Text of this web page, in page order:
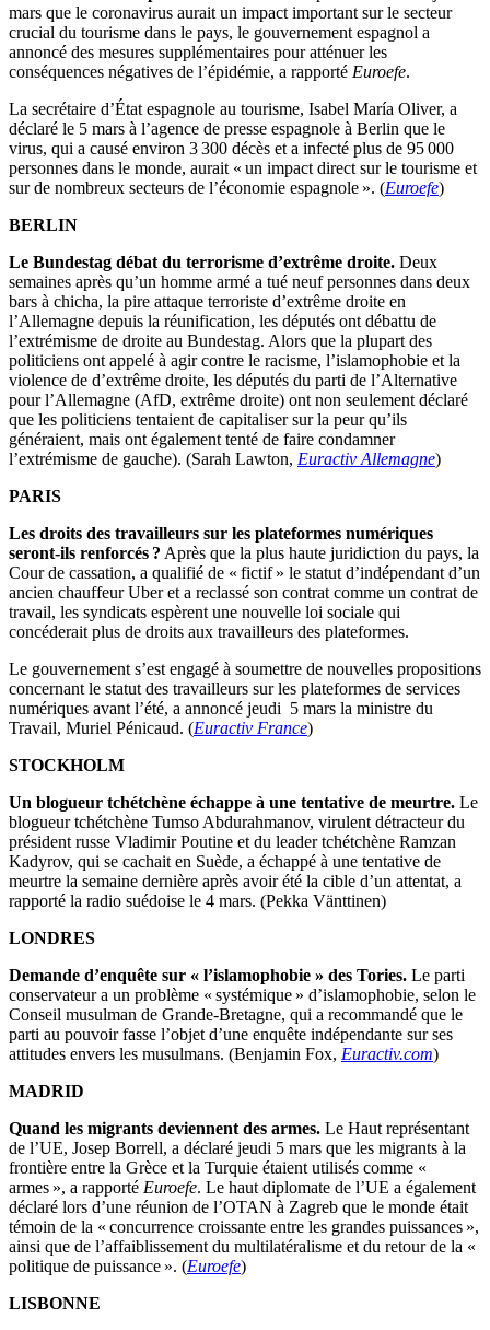
mars que le coronavirus aurait un impact important sur le secteur
crucial du tourisme dans le pays, le gouvernement espagnol a
annoncé des mesures supplémentaires pour atténuer les
conséquences négatives de l’épidémie, a rapporté Euroefe.
La secrétaire d’État espagnole au tourisme, Isabel María Oliver, a
déclaré le 5 mars à l’agence de presse espagnole à Berlin que le
virus, qui a causé environ 3 300 décès et a infecté plus de 95 000
personnes dans le monde, aurait « un impact direct sur le tourisme et
sur de nombreux secteurs de l’économie espagnole ». (Euroefe)
BERLIN
Le Bundestag débat du terrorisme d’extrême droite. Deux
semaines après qu’un homme armé a tué neuf personnes dans deux
bars à chicha, la pire attaque terroriste d’extrême droite en
l’Allemagne depuis la réunification, les députés ont débattu de
l’extrémisme de droite au Bundestag. Alors que la plupart des
politiciens ont appelé à agir contre le racisme, l’islamophobie et la
violence de d’extrême droite, les députés du parti de l’Alternative
pour l’Allemagne (AfD, extrême droite) ont non seulement déclaré
que les politiciens tentaient de capitaliser sur la peur qu’ils
généraient, mais ont également tenté de faire condamner
l’extrémisme de gauche). (Sarah Lawton, Euractiv Allemagne)
PARIS
Les droits des travailleurs sur les plateformes numériques
seront-ils renforcés ? Après que la plus haute juridiction du pays, la
Cour de cassation, a qualifié de « fictif » le statut d’indépendant d’un
ancien chauffeur Uber et a reclassé son contrat comme un contrat de
travail, les syndicats espèrent une nouvelle loi sociale qui
concéderait plus de droits aux travailleurs des plateformes.
Le gouvernement s’est engagé à soumettre de nouvelles propositions
concernant le statut des travailleurs sur les plateformes de services
numériques avant l’été, a annoncé jeudi 5 mars la ministre du
Travail, Muriel Pénicaud. (Euractiv France)
STOCKHOLM
Un blogueur tchétchène échappe à une tentative de meurtre. Le
blogueur tchétchène Tumso Abdurahmanov, virulent détracteur du
président russe Vladimir Poutine et du leader tchétchène Ramzan
Kadyrov, qui se cachait en Suède, a échappé à une tentative de
meurtre la semaine dernière après avoir été la cible d’un attentat, a
rapporté la radio suédoise le 4 mars. (Pekka Vänttinen)
LONDRES
Demande d’enquête sur « l’islamophobie » des Tories. Le parti
conservateur a un problème « systémique » d’islamophobie, selon le
Conseil musulman de Grande-Bretagne, qui a recommandé que le
parti au pouvoir fasse l’objet d’une enquête indépendante sur ses
attitudes envers les musulmans. (Benjamin Fox, Euractiv.com)
MADRID
Quand les migrants deviennent des armes. Le Haut représentant
de l’UE, Josep Borrell, a déclaré jeudi 5 mars que les migrants à la
frontière entre la Grèce et la Turquie étaient utilisés comme «
armes », a rapporté Euroefe. Le haut diplomate de l’UE a également
déclaré lors d’une réunion de l’OTAN à Zagreb que le monde était
témoin de la « concurrence croissante entre les grandes puissances »,
ainsi que de l’affaiblissement du multilatéralisme et du retour de la «
politique de puissance ». (Euroefe)
LISBONNE